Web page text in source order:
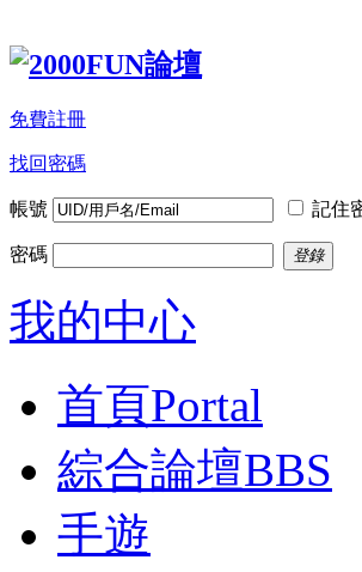
免費註冊
找回密碼
帳號 記住
密碼 登錄
我的中心
首頁Portal
綜合論壇BBS
手遊